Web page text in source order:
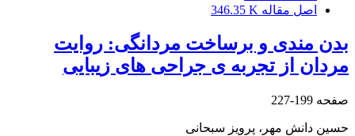
اصل مقاله 346.35 K
بدن مندی و برساخت مردانگی: روایت
مردان از تجربه ی جراحی های زیبایی
صفحه 199-227
حسین دانش مهر، پرویز سبحانی